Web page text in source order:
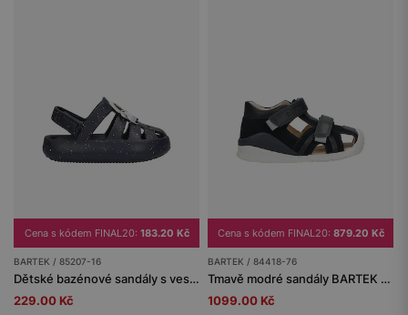
Cena s kódem FINAL20: 183.20 Kč
BARTEK / 85207-16
Dětské bazénové sandály s vesmírným motivem BARTEK 85207-16
229.00 Kč
Cena s kódem FINAL20: 879.20 Kč
BARTEK / 84418-76
Tmavě modré sandály BARTEK z kombinované kůže 84418-76
1099.00 Kč